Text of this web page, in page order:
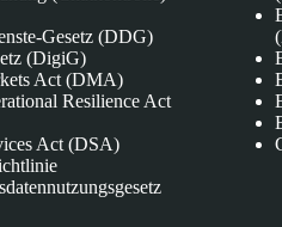
Gesetz (DDG)
(DigiG)
Act (DMA)
Resilience Act
Act (DSA)